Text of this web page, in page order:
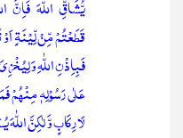
قَطَعۡتُمۡ مِّنۡ لِّیۡنَۃٍ اَوۡ
عَلٰی رَسُوۡلِہٖ مِنۡہُمۡ
لَا رِکَابٍ وَّ لٰکِنَّ